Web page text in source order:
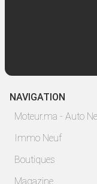
NAVIGATION
Moteur.ma - Auto
Immo Neuf
Boutiques
Magazine